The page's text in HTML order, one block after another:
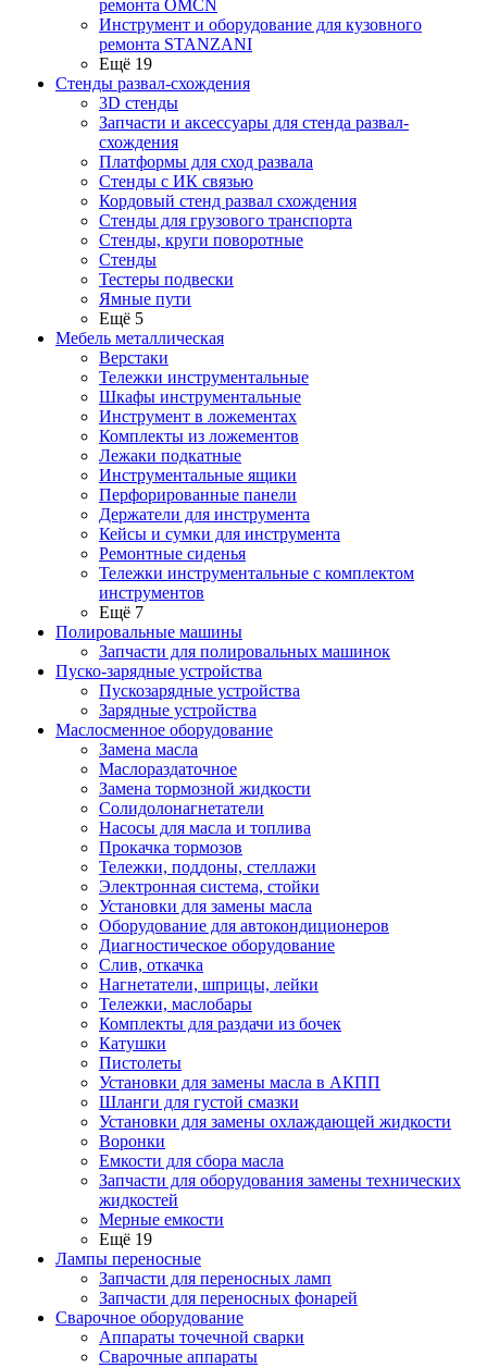
ремонта OMCN
Инструмент и оборудование для кузовного
ремонта STANZANI
Ещё 19
Стенды развал-схождения
3D стенды
Запчасти и аксессуары для стенда развал-
схождения
Платформы для сход развала
Стенды с ИК связью
Кордовый стенд развал схождения
Стенды для грузового транспорта
Стенды, круги поворотные
Стенды
Тестеры подвески
Ямные пути
Ещё 5
Мебель металлическая
Верстаки
Тележки инструментальные
Шкафы инструментальные
Инструмент в ложементах
Комплекты из ложементов
Лежаки подкатные
Инструментальные ящики
Перфорированные панели
Держатели для инструмента
Кейсы и сумки для инструмента
Ремонтные сиденья
Тележки инструментальные с комплектом
инструментов
Ещё 7
Полировальные машины
Запчасти для полировальных машинок
Пуско-зарядные устройства
Пускозарядные устройства
Зарядные устройства
Маслосменное оборудование
Замена масла
Маслораздаточное
Замена тормозной жидкости
Солидолонагнетатели
Насосы для масла и топлива
Прокачка тормозов
Тележки, поддоны, стеллажи
Электронная система, стойки
Установки для замены масла
Оборудование для автокондиционеров
Диагностическое оборудование
Слив, откачка
Нагнетатели, шприцы, лейки
Тележки, маслобары
Комплекты для раздачи из бочек
Катушки
Пистолеты
Установки для замены масла в АКПП
Шланги для густой смазки
Установки для замены охлаждающей жидкости
Воронки
Емкости для сбора масла
Запчасти для оборудования замены технических
жидкостей
Мерные емкости
Ещё 19
Лампы переносные
Запчасти для переносных ламп
Запчасти для переносных фонарей
Сварочное оборудование
Аппараты точечной сварки
Сварочные аппараты